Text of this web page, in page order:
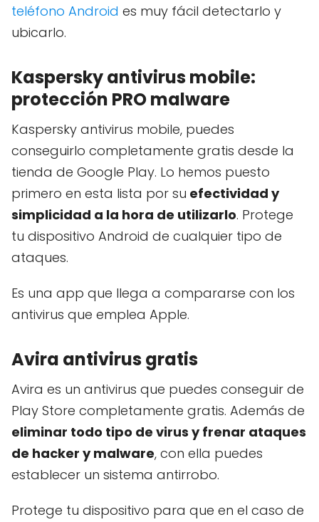
teléfono Android es muy fácil detectarlo y
ubicarlo.
Kaspersky antivirus mobile:
protección PRO malware
Kaspersky antivirus mobile, puedes
conseguirlo completamente gratis desde la
tienda de Google Play. Lo hemos puesto
primero en esta lista por su efectividad y
simplicidad a la hora de utilizarlo. Protege
tu dispositivo Android de cualquier tipo de
ataques.
Es una app que llega a compararse con los
antivirus que emplea Apple.
Avira antivirus gratis
Avira es un antivirus que puedes conseguir de
Play Store completamente gratis. Además de
eliminar todo tipo de virus y frenar ataques
de hacker y malware, con ella puedes
establecer un sistema antirrobo.
Protege tu dispositivo para que en el caso de